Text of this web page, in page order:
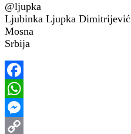
@ljupka
Ljubinka Ljupka Dimitrijević
Mosna
Srbija
Facebook
WhatsApp
Messenger